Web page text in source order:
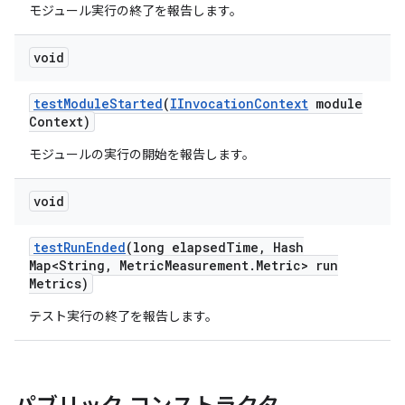
モジュール実行の終了を報告します。
void
testModuleStarted(IInvocationContext module
Context)
モジュールの実行の開始を報告します。
void
testRunEnded(long elapsedTime ,
Hash
Map<String , MetricMeasurement. Metric> run
Metrics)
テスト実行の終了を報告します。